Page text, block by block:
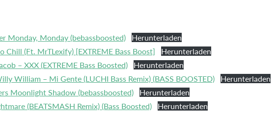
Monday, Monday (bebassboosted)
Herunterladen
Chill (Ft. MrTLexify) [EXTREME Bass Boost]
Herunterladen
– XXX (EXTREME Bass Boosted)
Herunterladen
William – Mi Gente (LUCHI Bass Remix) (BASS BOOSTED)
Herunterladen
Moonlight Shadow (bebassboosted)
Herunterladen
(BEATSMASH Remix) (Bass Boosted)
Herunterladen